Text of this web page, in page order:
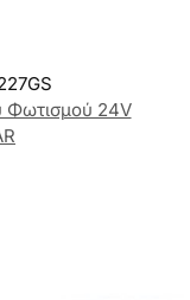
Φωτισμού 24V